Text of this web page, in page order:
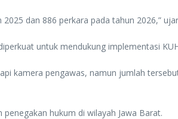
dan 886 perkara pada tahun 2026,”
untuk mendukung implementasi
kamera pengawas, namun jumlah
hukum di wilayah Jawa Barat.